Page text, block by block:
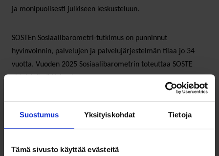
Suostumus Yksityiskohdat Tietoja
Tämä sivusto käyttää evästeitä
ja monipuolisesti julkiseen keskusteluun.
SOSTEn Sosiaalibarometri-tutkimus on punninnut
hyvinvoinnin, palvelujen ja palvelujärjestelmän tilaa jo 34
vuotta. Vuoden 2025 Sosiaalibarometrin toteuttaa SOSTE
kootaan SOSTEn verkkosivuille osoitteeseen
Sosiaalisessa mediassa käytämme Sosiaalibarometrista